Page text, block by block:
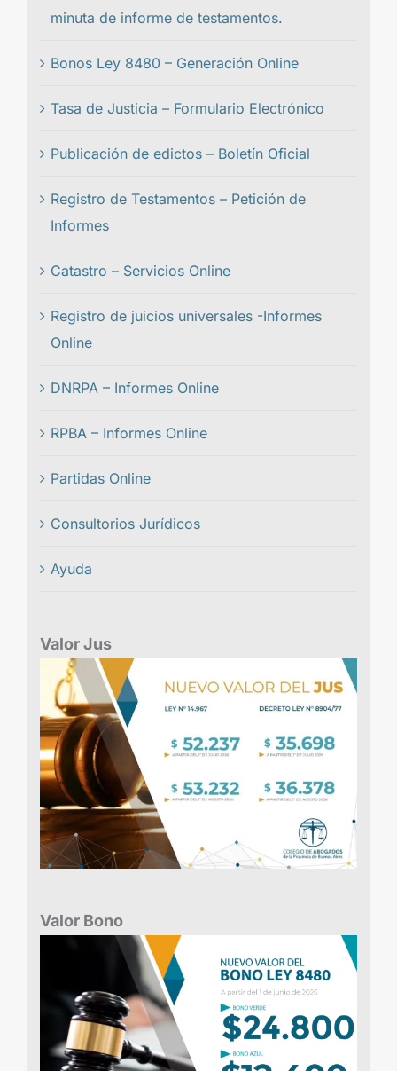
minuta de informe de testamentos.
Bonos Ley 8480 – Generación Online
Tasa de Justicia – Formulario Electrónico
Publicación de edictos – Boletín Oficial
Registro de Testamentos – Petición de
Informes
Catastro – Servicios Online
Registro de juicios universales -Informes
Online
DNRPA – Informes Online
RPBA – Informes Online
Partidas Online
Consultorios Jurídicos
Ayuda
Valor Jus
Valor Bono